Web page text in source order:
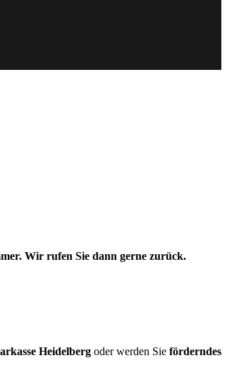
Wir rufen Sie dann gerne zurück.
Heidelberg oder werden Sie förderndes